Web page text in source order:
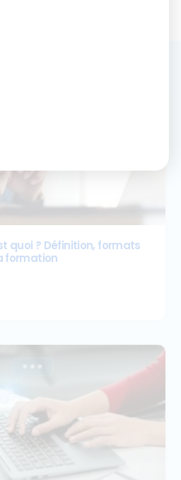
peuvent vous
quoi ? Définition, formats
formation